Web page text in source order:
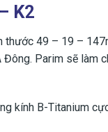
K2
49 – 19 –
Parim sẽ làm
kính B-Titanium